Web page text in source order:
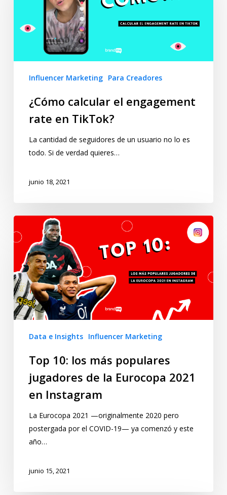
Influencer Marketing Para Creadores
¿Cómo calcular el engagement
rate en TikTok?
La cantidad de seguidores de un usuario no lo es
todo. Si de verdad quieres…
junio 18, 2021
Data e Insights Influencer Marketing
Top 10: los más populares
jugadores de la Eurocopa 2021
en Instagram
La Eurocopa 2021 —originalmente 2020 pero
postergada por el COVID-19— ya comenzó y este
año…
junio 15, 2021